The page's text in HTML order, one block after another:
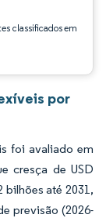
classificados em
por
foi avaliado em
cresça de USD
bilhões até 2031,
previsão (2026-